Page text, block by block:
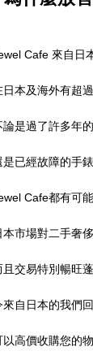
Cafe 來自日
日本及海外有超
論是過了許多年
是已經故障的手錶
Cafe都有可能
本市場對二手奢
且交易特別暢旺蓬
來自日本的我們
以高價收購您的物